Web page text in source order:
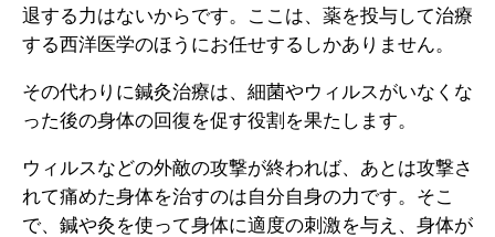
退する力はないからです。ここは、薬を投与して治療
する西洋医学のほうにお任せするしかありません。
その代わりに鍼灸治療は、細菌やウィルスがいなくな
った後の身体の回復を促す役割を果たします。
ウィルスなどの外敵の攻撃が終われば、あとは攻撃さ
れて痛めた身体を治すのは自分自身の力です。そこ
で、鍼や灸を使って身体に適度の刺激を与え、身体が